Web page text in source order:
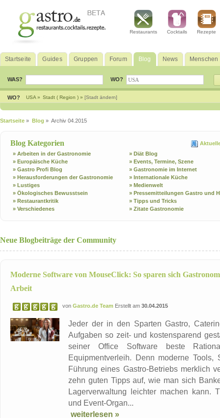
Restaurants Cocktails Rezepte
Startseite Guides Gruppen Forum Blog News Menschen
WAS? WO?
WO? USA » Stadt ( Region ) » [Stadt ändern]
Startseite » Blog » Archiv 04.2015
Blog Kategorien
» Arbeiten in der Gastronomie
» Diät Blog
» Europäische Küche
» Events, Termine, Szene
» Gastro Profi Blog
» Gastronomie im Internet
» Herausforderungen der Gastronomie
» Internationale Küche
» Lustiges
» Medienwelt
» Ökologisches Bewusstsein
» Pressemitteilungen Gastro und
» Restaurantkritik
» Tipps und Tricks
» Verschiedenes
» Zitate Gastronomie
Neue Blogbeiträge der Community
Moderne Software von MouseClick: So sparen sich
Arbeit
von Gastro.de Team Erstellt am 30.04.2015
Jeder der in den Sparten Gastro,
Aufgaben so zeit- und kostensparend
seiner Office Software beste
Equipmentverleih. Denn moderne
Führung eines Gastro-Betriebs merklich
zehn guten Tipps auf, wie man sich
Lagerverwaltung leichter machen kann.
und Event-Organ...
weiterlesen »